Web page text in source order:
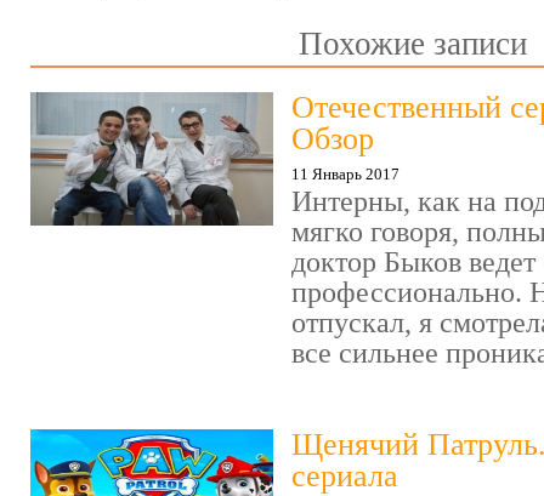
Похожие записи
Отечественный
Обзор
11 Январь 2017
Интерны, как на
мягко говоря,
доктор Быков ведет
профессионально.
отпускал, я
все сильнее
Щенячий
сериала